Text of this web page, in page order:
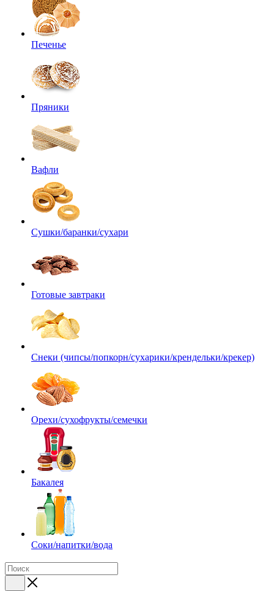
Печенье
Пряники
Вафли
Сушки/баранки/сухари
Готовые завтраки
Снеки (чипсы/попкорн/сухарики/крендельки/крекер)
Орехи/сухофрукты/семечки
Бакалея
Соки/напитки/вода